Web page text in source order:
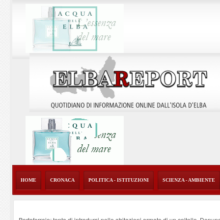
HOME CRONACA POLITICA - ISTITUZIONI SCIENZA - AMBIENTE